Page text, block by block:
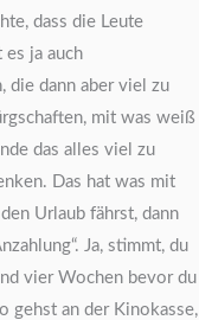
dass die Leute
es ja auch
die dann aber viel zu
mit was weiß
das alles viel zu
Das hat was mit
Urlaub fährst, dann
Ja, stimmt, du
vier Wochen bevor du
gehst an der Kinokasse,